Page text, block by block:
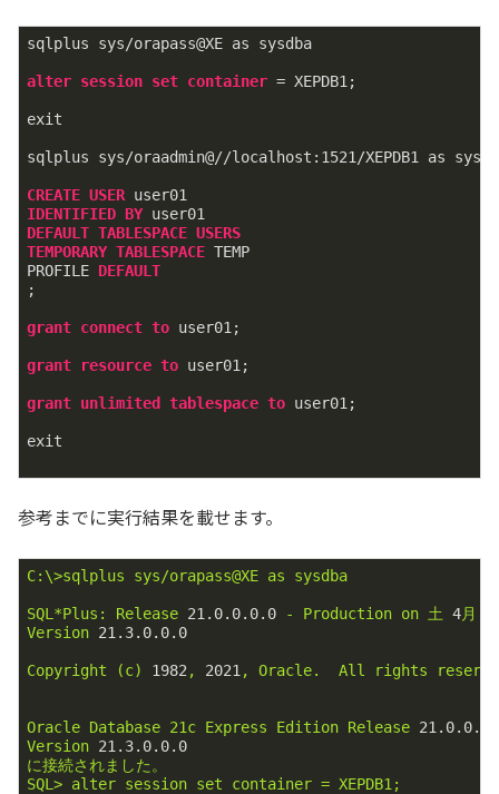
sqlplus sys/orapass@XE as sysdba
alter session set container = XEPDB1;
exit
sqlplus sys/oraadmin@//localhost:1521/XEPDB1 as
CREATE USER
IDENTIFIED BY
DEFAULT TABLESPACE USERS
TEMPORARY TABLESPACE TEMP
PROFILE DEFAULT
;
grant connect to user01;
grant resource to user01;
grant unlimited tablespace to user01;
exit
参考までに実行結果を載せます。
C:\>sqlplus sys/orapass@XE as sysdba
SQL*Plus: Release 21.0.0.0.0 - Production on 土 4月
Version 21.3.0.0.0
Copyright (c) 1982 , 2021 , Oracle. All rights
Oracle Database 21c Express Edition Release 21.0.0.0
Version 21.3.0.0.0
に接続されました。
SQL> alter session set container = XEPDB1;